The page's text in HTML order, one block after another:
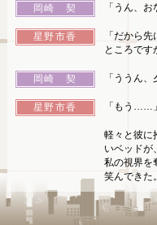
岡崎 契 「うん、
星野市香
「だから
ところで
岡崎 契 「ううん
星野市香 「もう……」
軽々と彼に
いベッドが
私の視界を
笑んできた。